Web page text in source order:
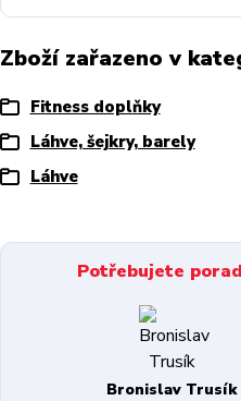
Zboží zařazeno v
Fitness doplňky
Láhve, šejkry, barely
Láhve
Potřebujete
Bronislav Trusík